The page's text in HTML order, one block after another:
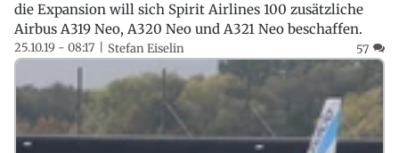
die Expansion will sich Spirit Airlines 100 zusätzliche
Airbus A319 Neo, A320 Neo und A321 Neo beschaffen.
25.10.19 - 08:17 Stefan Eiselin 57